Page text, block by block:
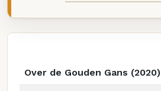
Over de Gouden Gans (2020)